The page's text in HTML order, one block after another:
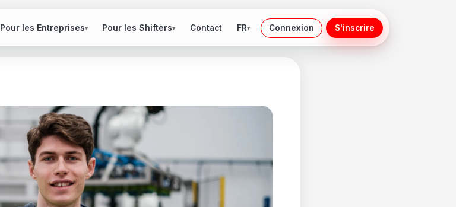
Pour les Entreprises▾ Pour les Shifters▾ Contact FR▾ Connexion S'inscrire